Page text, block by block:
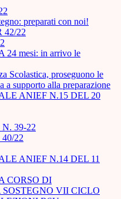
preparati con noi!
42/22
24 mesi: in arrivo le
Scolastica, proseguono le
a supporto alla preparazione
ANIEF N.15 DEL 20
39-22
22
ANIEF N.14 DEL 11
CORSO DI
VII CICLO